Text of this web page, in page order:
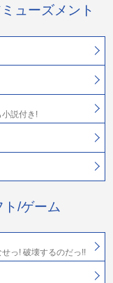
ューズメント
説付き!
/ゲーム
っ! 破壊するのだっ!!